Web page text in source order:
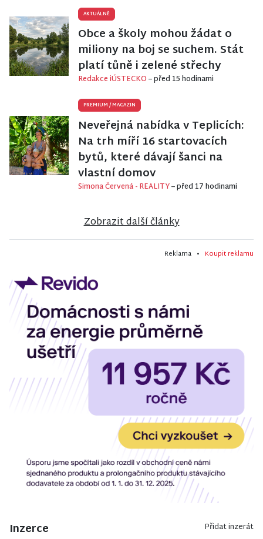
AKTUÁLNĚ
Obce a školy mohou žádat o
miliony na boj se suchem. Stát
platí tůně i zelené střechy
Redakce iÚSTECKO– před 15 hodinami
PREMIUM /MAGAZIN
Neveřejná nabídka v Teplicích:
Na trh míří 16 startovacích
bytů, které dávají šanci na
vlastní domov
Simona Červená - REALITY– před 17 hodinami
Zobrazit další články
Reklama • Koupit reklamu
Inzerce Přidat inzerát